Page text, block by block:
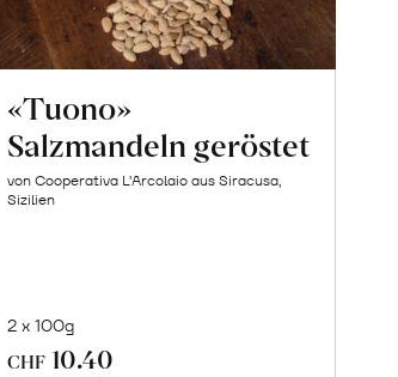
«Tuono»
Salzmandeln geröstet
von Cooperativa L’Arcolaio aus Siracusa,
Sizilien
2 x 100g
CHF 10.40